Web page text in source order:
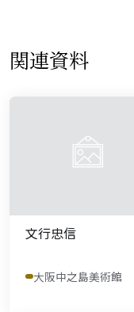
関連資料
文行忠信
大阪中之島美術館